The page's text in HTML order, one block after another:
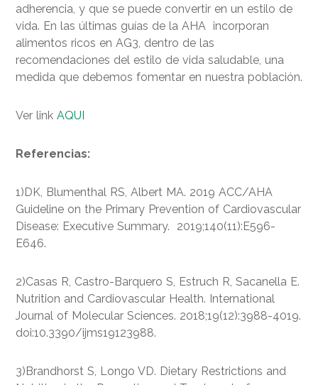
adherencia, y que se puede convertir en un estilo de
vida. En las últimas guías de la AHA incorporan
alimentos ricos en AG3, dentro de las
recomendaciones del estilo de vida saludable, una
medida que debemos fomentar en nuestra población.
Ver link AQUI
Referencias:
1)DK, Blumenthal RS, Albert MA. 2019 ACC/AHA
Guideline on the Primary Prevention of Cardiovascular
Disease: Executive Summary. 2019;140(11):E596-
E646.
2)Casas R, Castro-Barquero S, Estruch R, Sacanella E.
Nutrition and Cardiovascular Health. International
Journal of Molecular Sciences. 2018;19(12):3988-4019.
doi:10.3390/ijms19123988.
3)Brandhorst S, Longo VD. Dietary Restrictions and